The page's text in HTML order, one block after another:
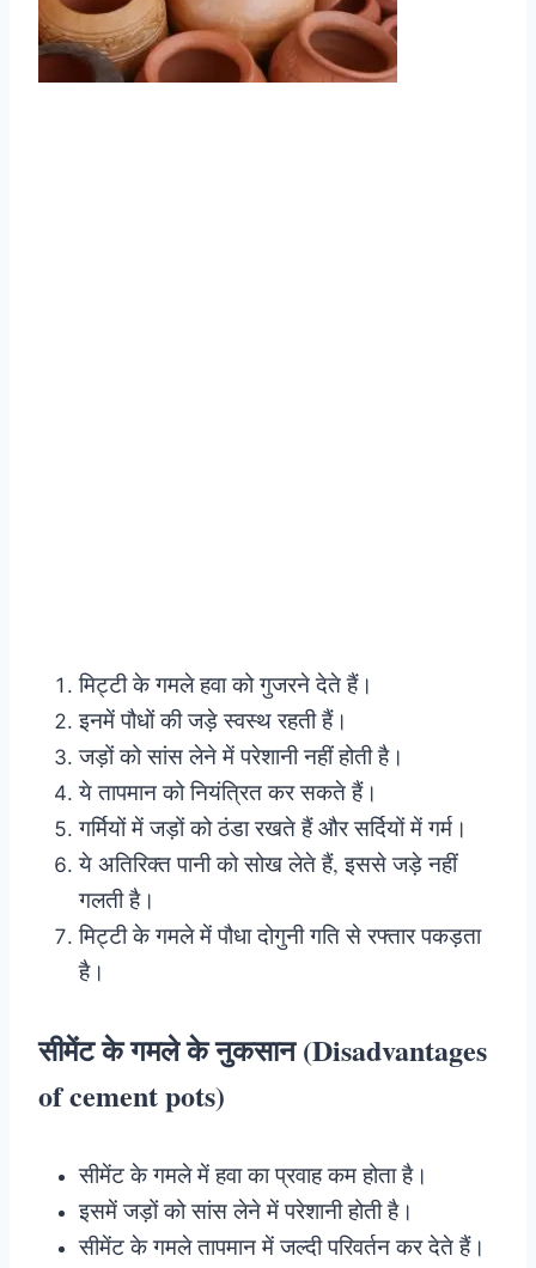
मिट्टी के गमले हवा को गुजरने देते हैं।
इनमें पौधों की जड़े स्वस्थ रहती हैं।
जड़ों को सांस लेने में परेशानी नहीं होती है।
ये तापमान को नियंत्रित कर सकते हैं।
गर्मियों में जड़ों को ठंडा रखते हैं और सर्दियों में गर्म।
ये अतिरिक्त पानी को सोख लेते हैं, इससे जड़े नहीं
गलती है।
मिट्टी के गमले में पौधा दोगुनी गति से रफ्तार पकड़ता
है।
सीमेंट के गमले के नुकसान (Disadvantages
of cement pots)
सीमेंट के गमले में हवा का प्रवाह कम होता है।
इसमें जड़ों को सांस लेने में परेशानी होती है।
सीमेंट के गमले तापमान में जल्दी परिवर्तन कर देते हैं।